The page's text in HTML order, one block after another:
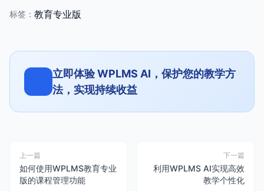
标签： 教育专业版
立即体验 WPLMS AI，保护您的教学方
法，实现持续收益
上一篇
如何使用WPLMS教育专业
版的课程管理功能
下一篇
利用WPLMS AI实现高效
教学个性化